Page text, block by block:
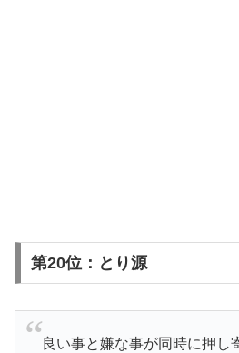
第20位：とり源
良い事と嫌な事が同時に押し